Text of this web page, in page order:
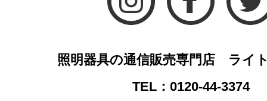
照明器具の通信販売専門店 ライ
TEL：0120-44-3374